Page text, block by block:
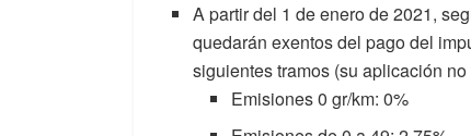
A partir del 1 de enero de 2021,
quedarán exentos del pago del
siguientes tramos (su aplicación
Emisiones 0 gr/km: 0%